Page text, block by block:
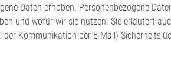
Daten erhoben. Personenbezogene
und wofür wir sie nutzen. Sie erläutert
Kommunikation per E-Mail)